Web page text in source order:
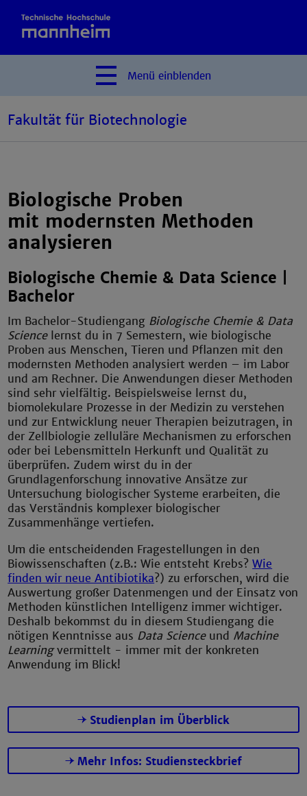
Menü einblenden
Fakultät für Biotechnologie
Biologische Proben
mit modernsten Methoden
analysieren
Biologische Chemie & Data Science |
Bachelor
Im Bachelor-Studiengang Biologische Chemie & Data
Sciencelernst du in 7 Semestern, wie biologische
Proben aus Menschen, Tieren und Pflanzen mit den
modernsten Methoden analysiert werden – im Labor
und am Rechner. Die Anwendungen dieser Methoden
sind sehr vielfältig. Beispielsweise lernst du,
biomolekulare Prozesse in der Medizin zu verstehen
und zur Entwicklung neuer Therapien beizutragen, in
der Zellbiologie zelluläre Mechanismen zu erforschen
oder bei Lebensmitteln Herkunft und Qualität zu
überprüfen. Zudem wirst du in der
Grundlagenforschung innovative Ansätze zur
Untersuchung biologischer Systeme erarbeiten, die
das Verständnis komplexer biologischer
Zusammenhänge vertiefen.
Um die entscheidenden Fragestellungen in den
Biowissenschaften (z.B.: Wie entsteht Krebs?Wie
finden wir neue Antibiotika?) zu erforschen, wird die
Auswertung großer Datenmengen und der Einsatz von
Methoden künstlichen Intelligenz immer wichtiger.
Deshalb bekommst du in diesem Studiengang die
nötigen Kenntnisse aus Data Scienceund Machine
Learningvermittelt - immer mit der konkreten
Anwendung im Blick!
Studienplan im Überblick
Mehr Infos: Studiensteckbrief